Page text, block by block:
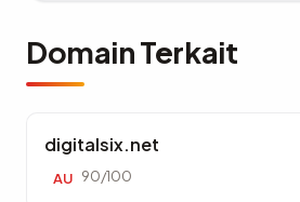
Domain Terkait
digitalsix.net
AU 90/100